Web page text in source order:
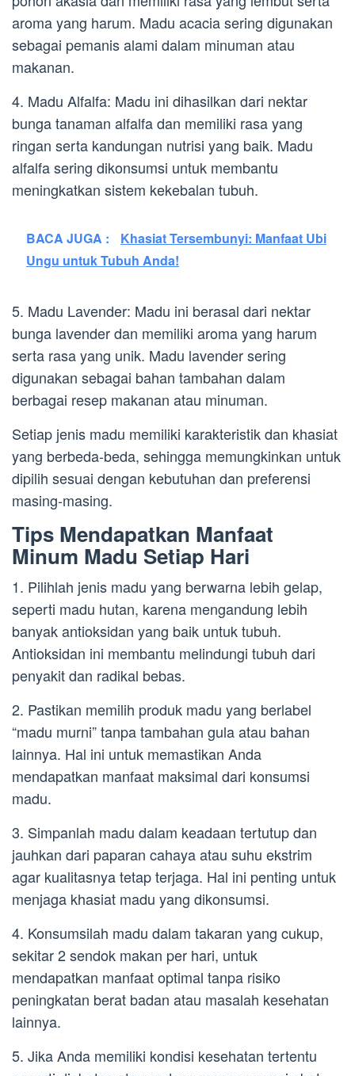
aroma yang harum. Madu acacia sering digunakan
sebagai pemanis alami dalam minuman atau
makanan.
4. Madu Alfalfa: Madu ini dihasilkan dari nektar
bunga tanaman alfalfa dan memiliki rasa yang
ringan serta kandungan nutrisi yang baik. Madu
alfalfa sering dikonsumsi untuk membantu
meningkatkan sistem kekebalan tubuh.
BACA JUGA :
Khasiat Tersembunyi: Manfaat Ubi
Ungu untuk Tubuh Anda!
5. Madu Lavender: Madu ini berasal dari nektar
bunga lavender dan memiliki aroma yang harum
serta rasa yang unik. Madu lavender sering
digunakan sebagai bahan tambahan dalam
berbagai resep makanan atau minuman.
Setiap jenis madu memiliki karakteristik dan khasiat
yang berbeda-beda, sehingga memungkinkan untuk
dipilih sesuai dengan kebutuhan dan preferensi
masing-masing.
Tips Mendapatkan Manfaat
Minum Madu Setiap Hari
1. Pilihlah jenis madu yang berwarna lebih gelap,
seperti madu hutan, karena mengandung lebih
banyak antioksidan yang baik untuk tubuh.
Antioksidan ini membantu melindungi tubuh dari
penyakit dan radikal bebas.
2. Pastikan memilih produk madu yang berlabel
“madu murni” tanpa tambahan gula atau bahan
lainnya. Hal ini untuk memastikan Anda
mendapatkan manfaat maksimal dari konsumsi
madu.
3. Simpanlah madu dalam keadaan tertutup dan
jauhkan dari paparan cahaya atau suhu ekstrim
agar kualitasnya tetap terjaga. Hal ini penting untuk
menjaga khasiat madu yang dikonsumsi.
4. Konsumsilah madu dalam takaran yang cukup,
sekitar 2 sendok makan per hari, untuk
mendapatkan manfaat optimal tanpa risiko
peningkatan berat badan atau masalah kesehatan
lainnya.
5. Jika Anda memiliki kondisi kesehatan tertentu